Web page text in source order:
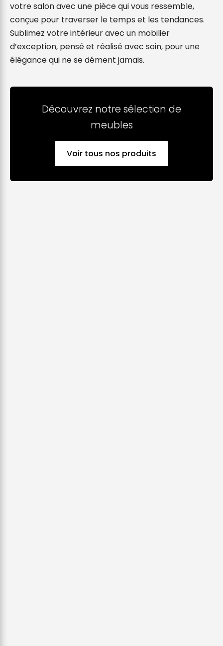
votre salon avec une pièce qui vous ressemble,
conçue pour traverser le temps et les tendances.
Sublimez votre intérieur avec un mobilier
d’exception, pensé et réalisé avec soin, pour une
élégance qui ne se dément jamais.
Découvrez notre sélection de
meubles
Voir tous nos produits